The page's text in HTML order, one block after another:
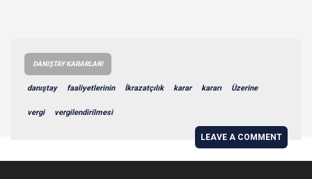
DANIŞTAY KARARLARI
danıştay faaliyetlerinin İkrazatçılık karar kararı Üzerine
vergi vergilendirilmesi
LEAVE A COMMENT